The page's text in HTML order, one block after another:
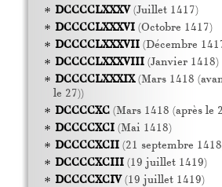
DCCCCLXXXV(Juillet 1417)
DCCCCLXXXVI(Octobre 1417)
DCCCCLXXXVII(Décembre
DCCCCLXXXVIII(Janvier 1418)
DCCCCLXXXIX(Mars 1418
le 27))
DCCCCXC(Mars 1418 (après le
DCCCCXCI(Mai 1418)
DCCCCXCII(21 septembre
DCCCCXCIII(19 juillet 1419)
DCCCCXCIV(19 juillet 1419)